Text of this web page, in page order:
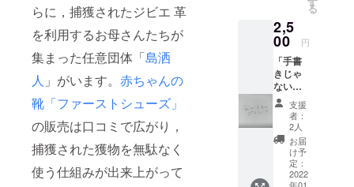
らに，捕獲されたジビエ 革
を利用するお母さんたちが
集まった任意団体「島洒
人 」がいます。 赤ちゃんの
靴「ファーストシューズ」
の販売は口コミで広がり，
捕獲された獲物を無駄なく
使う仕組みが出来上がって
しま
す。な
事情に
より交
換する
品が変
わるこ
ともあ
りま
す。当
該品は
鹿肉、
学校と
合併
し、旧
玉之浦
小学校
は閉校
しまし
た。合
併した
新しい
玉之浦
小学校
は、玉
る
2,5
00 円
「手書
きじゃ
ない御
礼の
メッ
セージ
でよ
かっ 応
援する
けん」
支援
者：
2人
お届
け予
定：
2022